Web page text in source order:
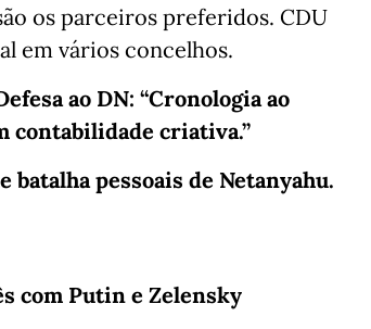
os parceiros preferidos. CDU
em vários concelhos.
ao DN: “Cronologia ao
contabilidade criativa.”
batalha pessoais de Netanyahu.
com Putin e Zelensky